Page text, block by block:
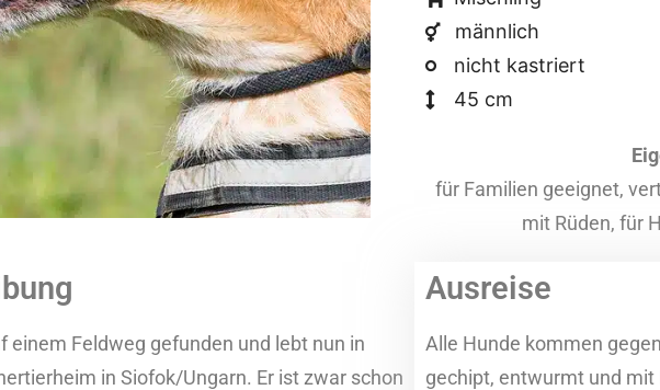
männlich
nicht kastriert
45 cm
für Familien geeignet,
mit Rüden, für
einem Feldweg gefunden und lebt nun in
in Siofok/Ungarn. Er ist zwar schon
Ausreise
Alle Hunde kommen
gechipt, entwurmt und mit